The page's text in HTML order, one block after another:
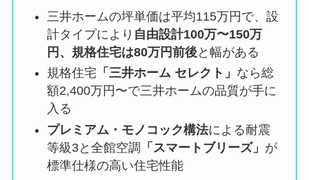
三井ホームの坪単価は平均115万円で、設
計タイプにより 自由設計100万〜150万
円、規格住宅は80万円前後と幅がある
規格住宅 「三井ホーム セレクト」 なら総
額2,400万円〜で三井ホームの品質が手に
入る
プレミアム・モノコック構法による耐震
等級3と全館空調 「スマートブリーズ」 が
標準仕様の高い住宅性能